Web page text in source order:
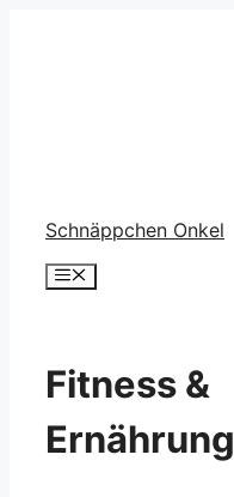
Schnäppchen Onkel
Menü
Fitness &
Ernährung